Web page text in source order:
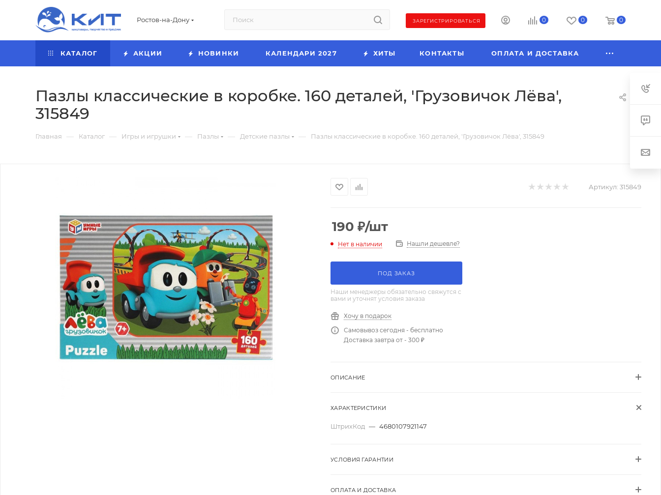
Ростов-на-Дону ЗАРЕГИСТРИРОВАТЬСЯ 0 0 0
КАТАЛОГ АКЦИИ НОВИНКИ КАЛЕНДАРИ 2027 ХИТЫ КОНТАКТЫ ОПЛАТА И ДОСТАВКА
Пазлы классические в коробке. 160 деталей, 'Грузовичок Лёва',
315849
Главная — Каталог — Игры и игрушки — Пазлы — Детские пазлы — Пазлы классические в коробке. 160 деталей, 'Грузовичок Лёва', 315849
Артикул: 315849
190 ₽/шт
Нет в наличии Нашли дешевле?
ПОД ЗАКАЗ
Наши менеджеры обязательно свяжутся с
вами и уточнят условия заказа
Хочу в подарок
Самовывоз сегодня - бесплатно
Доставка завтра от - 300 ₽
ОПИСАНИЕ
ХАРАКТЕРИСТИКИ
ШтрихКод — 4680107921147
УСЛОВИЯ ГАРАНТИИ
ОПЛАТА И ДОСТАВКА